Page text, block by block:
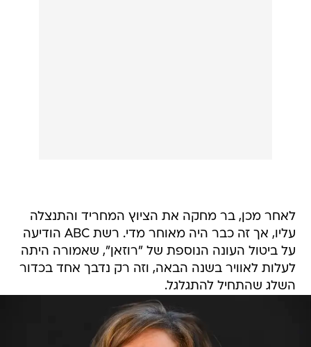
לאחר מכן, בר מחקה את הציוץ המחריד והתנצלה
עליו, אך זה כבר היה מאוחר מדי. רשת ABC הודיעה
על ביטול העונה הנוספת של "רוזאן", שאמורה היתה
לעלות לאוויר בשנה הבאה, וזה רק נדבך אחד בכדור
השלג שהתחיל להתגלגל.